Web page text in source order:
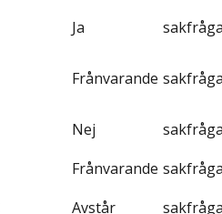
Ja
Frånvarande
Nej
Frånvarande
Avstår